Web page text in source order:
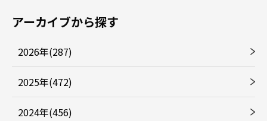
アーカイブから探す
2026年(287)
2025年(472)
2024年(456)